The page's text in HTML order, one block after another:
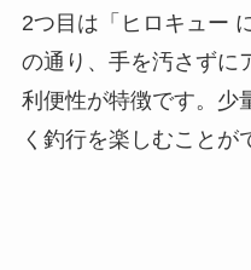
2つ目は「ヒロキュー
の通り、手を汚さずに
利便性が特徴です。少
く釣行を楽しむことが